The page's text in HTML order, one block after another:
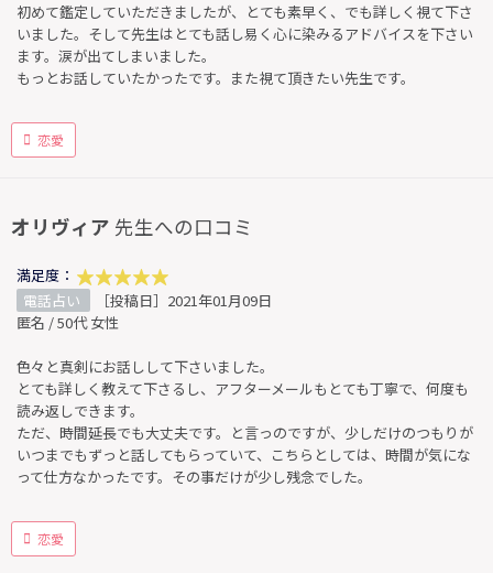
初めて鑑定していただきましたが、とても素早く、でも詳しく視て下さ
いました。そして先生はとても話し易く心に染みるアドバイスを下さい
ます。涙が出てしまいました。
もっとお話していたかったです。また視て頂きたい先生です。
恋愛
オリヴィア 先生への口コミ
満足度：
電話占い
［投稿日］2021年01月09日
匿名 / 50代 女性
色々と真剣にお話しして下さいました。
とても詳しく教えて下さるし、アフターメールもとても丁寧で、何度も
読み返しできます。
ただ、時間延長でも大丈夫です。と言っのですが、少しだけのつもりが
いつまでもずっと話してもらっていて、こちらとしては、時間が気にな
って仕方なかったです。その事だけが少し残念でした。
恋愛